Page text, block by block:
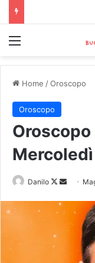
Home /Oroscopo
Oroscopo
Oroscopo
Danilo